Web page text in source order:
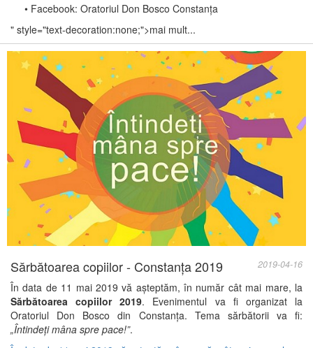
• Facebook: Oratoriul Don Bosco Constanța
" style="text-decoration:none;">mai mult...
Sărbătoarea copiilor - Constanța 2019 2019-04-16
În data de 11 mai 2019 vă așteptăm, în număr cât mai mare, la
Sărbătoarea copiilor 2019. Evenimentul va fi organizat la
Oratoriul Don Bosco din Constanța. Tema sărbătorii va fi:
„Întindeți mâna spre pace!”.